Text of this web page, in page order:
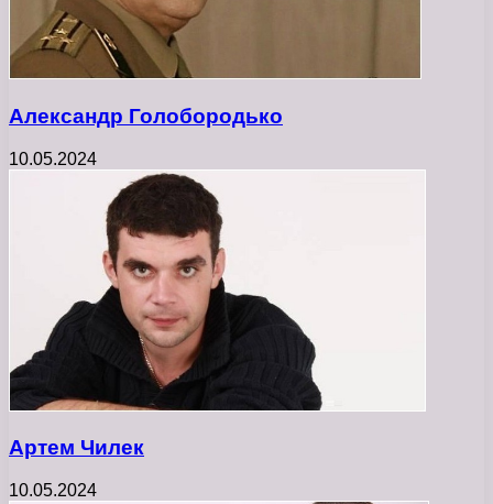
Александр Голобородько
10.05.2024
Артем Чилек
10.05.2024